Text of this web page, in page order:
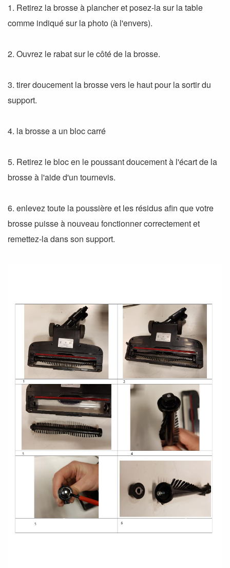
1. Retirez la brosse à plancher et posez-la sur la table
comme indiqué sur la photo (à l'envers).
2. Ouvrez le rabat sur le côté de la brosse.
3. tirer doucement la brosse vers le haut pour la sortir du
support.
4. la brosse a un bloc carré
5. Retirez le bloc en le poussant doucement à l'écart de la
brosse à l'aide d'un tournevis.
6. enlevez toute la poussière et les résidus afin que votre
brosse puisse à nouveau fonctionner correctement et
remettez-la dans son support.